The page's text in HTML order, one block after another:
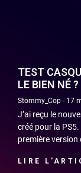
TEST
LE BIEN NÉ ?
Stommy_Cop 17
J’ai reçu le
créé pour la
première version
LIRE